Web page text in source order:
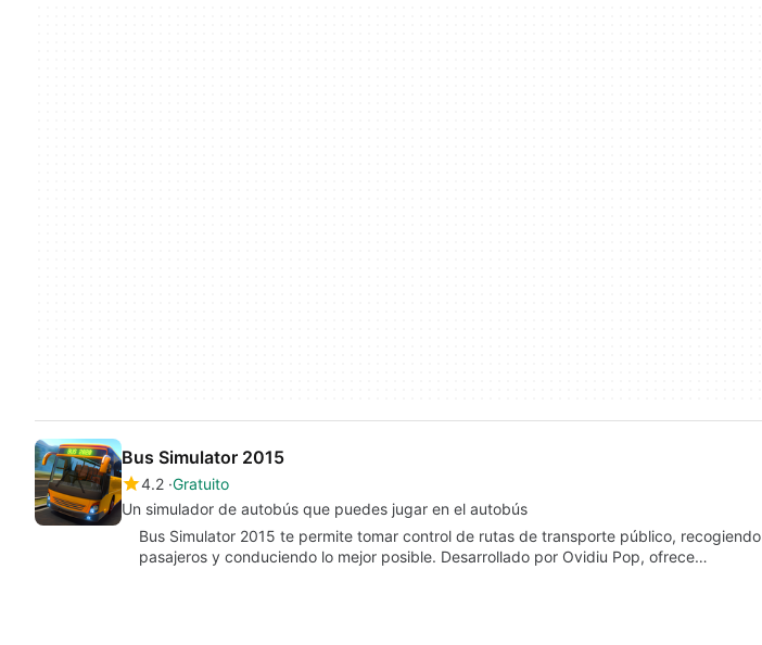
Bus Simulator 2015
4.2 Gratuito
Un simulador de autobús que puedes jugar en el autobús
Bus Simulator 2015 te permite tomar control de rutas de transporte público, recogiendo
pasajeros y conduciendo lo mejor posible. Desarrollado por Ovidiu Pop, ofrece…